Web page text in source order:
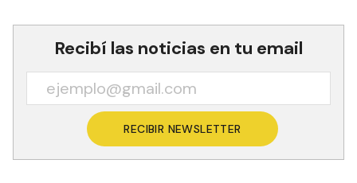
Recibí las noticias en tu email
RECIBIR NEWSLETTER